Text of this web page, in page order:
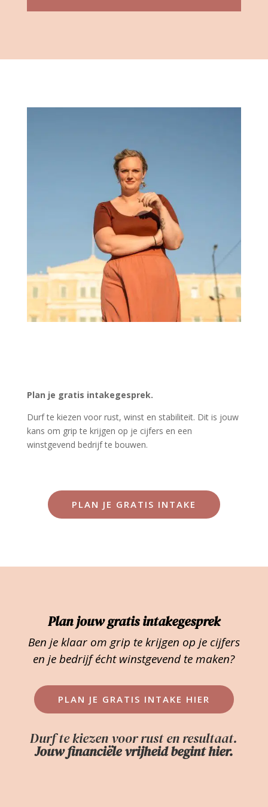
Plan je gratis intakegesprek.
Durf te kiezen voor rust, winst en stabiliteit. Dit is jouw
kans om grip te krijgen op je cijfers en een
winstgevend bedrijf te bouwen.
PLAN JE GRATIS INTAKE
Plan jouw gratis intakegesprek
Ben je klaar om grip te krijgen op je cijfers
en je bedrijf écht winstgevend te maken?
PLAN JE GRATIS INTAKE HIER
Durf te kiezen voor rust en resultaat.
Jouw financiële vrijheid begint hier.